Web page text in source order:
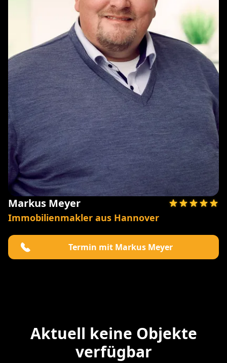
Markus Meyer
Immobilienmakler aus Hannover
Termin mit Markus Meyer
Aktuell keine Objekte
verfügbar